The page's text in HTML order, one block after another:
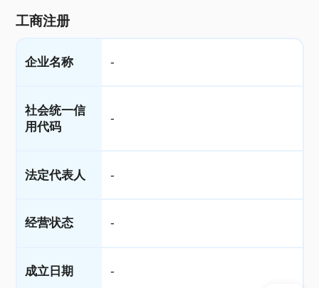
工商注册
企业名称 -
社会统一信
用代码
-
法定代表人 -
经营状态 -
成立日期 -